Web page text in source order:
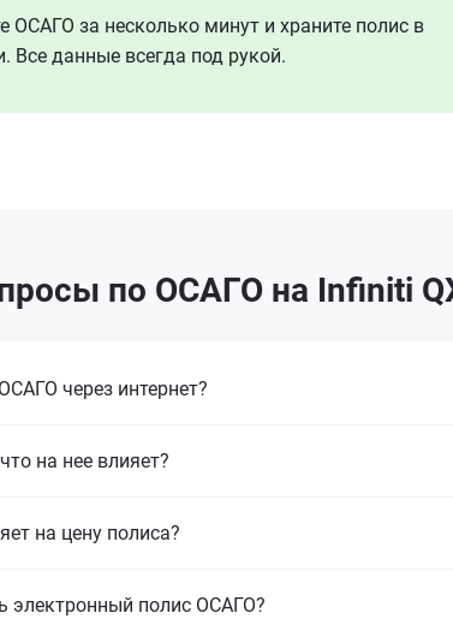
ОСАГО за несколько минут и храните полис в
Все данные всегда под рукой.
по ОСАГО на Infiniti
через интернет?
на нее влияет?
на цену полиса?
электронный полис ОСАГО?